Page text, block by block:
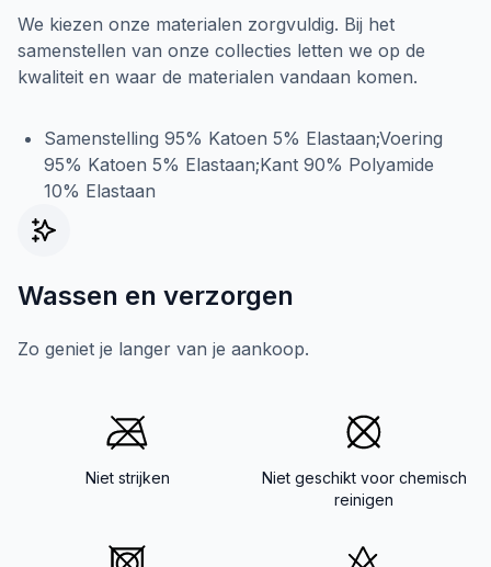
We kiezen onze materialen zorgvuldig. Bij het
samenstellen van onze collecties letten we op de
kwaliteit en waar de materialen vandaan komen.
Samenstelling 95% Katoen 5% Elastaan;Voering
95% Katoen 5% Elastaan;Kant 90% Polyamide
10% Elastaan
Wassen en verzorgen
Zo geniet je langer van je aankoop.
Niet strijken
Niet geschikt voor chemisch
reinigen